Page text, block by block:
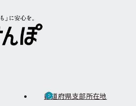
都道府県支部所在地